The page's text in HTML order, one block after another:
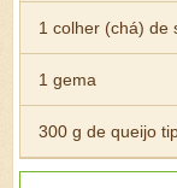
1 colher (chá) de
1 gema
300 g de queijo